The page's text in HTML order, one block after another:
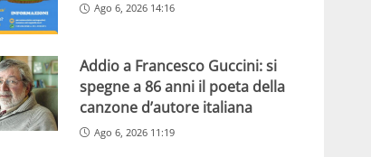
Ago 6, 2026 14:16
Addio a Francesco Guccini: si
spegne a 86 anni il poeta della
canzone d’autore italiana
Ago 6, 2026 11:19